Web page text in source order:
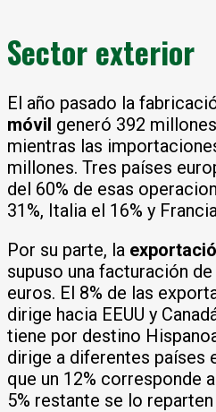
Sector exterior
El año pasado la
móvil generó 392
mientras las
millones. Tres países
del 60% de esas
31%, Italia el 16% y
Por su parte, la
supuso una facturación
euros. El 8% de las
dirige hacia EEUU y
tiene por destino
dirige a diferentes países
que un 12% corresponde
5% restante se lo reparten